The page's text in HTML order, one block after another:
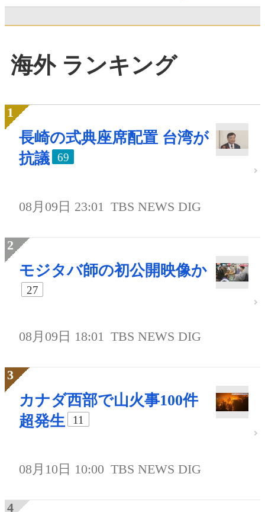
海外 ランキング
長崎の式典座席配置 台湾が
抗議
69
08月09日 23:01 TBS NEWS DIG
モジタバ師の初公開映像か
27
08月09日 18:01 TBS NEWS DIG
カナダ西部で山火事100件
超発生
11
08月10日 10:00 TBS NEWS DIG